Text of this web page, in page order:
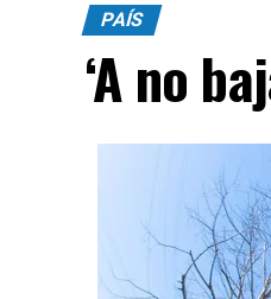
PAÍS
‘A no